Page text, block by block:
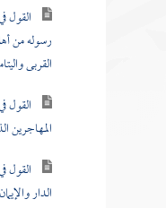
القول
رسوله من
القربى
القول
المهاجرين
القول
الدار